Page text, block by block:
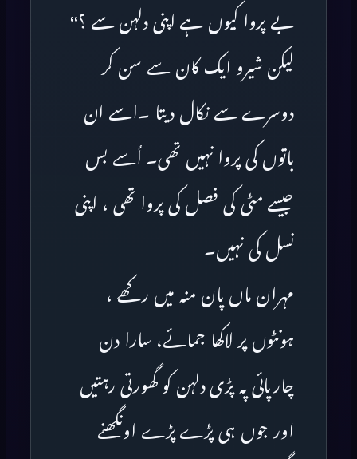
بے پروا کیوں ہے اپنی دلہن سے ؟‘‘
لیکن شیرو ایک کان سے سن کر
دوسرے سے نکال دیتا ۔اسے ان
باتوں کی پروا نہیں تھی۔ اُسے بس
جیسے مٹی کی فصل کی پروا تھی ، اپنی
نسل کی نہیں۔
مہران ماں پان منہ میں رکھے ،
ہونٹوں پر لاکھا جمائے، سارا دن
چارپائی پہ پڑی دلہن کو گھورتی رہتیں
اور جوں ہی پڑے پڑے اونگھنے